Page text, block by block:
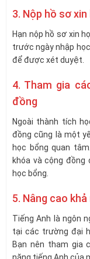
3. Nộp hồ sơ
Hạn nộp hồ sơ xin
trước ngày nhập
để được xét duyệt.
4. Tham gia
đồng
Ngoài thành tích
đồng cũng là một
học bổng quan
khóa và cộng
học bổng.
5. Nâng cao
Tiếng Anh là ngôn
tại các trường đại
Bạn nên tham gia